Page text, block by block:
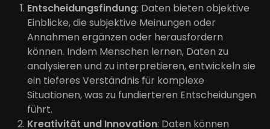
Entscheidungsfindung: Daten bieten objektive
Einblicke, die subjektive Meinungen oder
Annahmen ergänzen oder herausfordern
können. Indem Menschen lernen, Daten zu
analysieren und zu interpretieren, entwickeln sie
ein tieferes Verständnis für komplexe
Situationen, was zu fundierteren Entscheidungen
führt.
Kreativität und Innovation: Daten können